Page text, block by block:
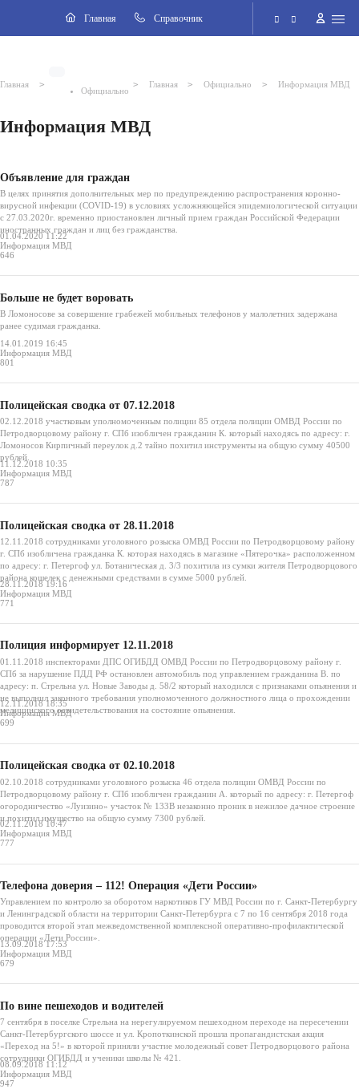
Главная Cправочник
Главная >
Официально
> Главная > Официально > Информация МВД
Информация МВД
Объявление для граждан
В целях принятия дополнительных мер по предупреждению распространения коронно-
вирусной инфекции (COVID-19) в условиях усложняющейся эпидемиологической ситуации
с 27.03.2020г. временно приостановлен личный прием граждан Российской Федерации
иностранных граждан и лиц без гражданства.
01.04.2020 11:22
Информация МВД
646
Больше не будет воровать
В Ломоносове за совершение грабежей мобильных телефонов у малолетних задержана
ранее судимая гражданка.
14.01.2019 16:45
Информация МВД
801
Полицейская сводка от 07.12.2018
02.12.2018 участковым уполномоченным полиции 85 отдела полиции ОМВД России по
Петродворцовому району г. СПб изобличен гражданин К. который находясь по адресу: г.
Ломоносов Кирпичный переулок д.2 тайно похитил инструменты на общую сумму 40500
рублей.
11.12.2018 10:35
Информация МВД
787
Полицейская сводка от 28.11.2018
12.11.2018 сотрудниками уголовного розыска ОМВД России по Петродворцовому району
г. СПб изобличена гражданка К. которая находясь в магазине «Пятерочка» расположенном
по адресу: г. Петергоф ул. Ботаническая д. 3/3 похитила из сумки жителя Петродворцового
района кошелек с денежными средствами в сумме 5000 рублей.
28.11.2018 19:16
Информация МВД
771
Полиция информирует 12.11.2018
01.11.2018 инспекторами ДПС ОГИБДД ОМВД России по Петродворцовому району г.
СПб за нарушение ПДД РФ остановлен автомобиль под управлением гражданина В. по
адресу: п. Стрельна ул. Новые Заводы д. 58/2 который находился с признаками опьянения и
не выполнил законного требования уполномоченного должностного лица о прохождении
медицинского освидетельствования на состояние опьянения.
12.11.2018 18:35
Информация МВД
699
Полицейская сводка от 02.10.2018
02.10.2018 сотрудниками уголовного розыска 46 отдела полиции ОМВД России по
Петродворцовому району г. СПб изобличен гражданин А. который по адресу: г. Петергоф
огородничество «Луизино» участок № 133В незаконно проник в нежилое дачное строение
и похитил имущество на общую сумму 7300 рублей.
02.11.2018 10:47
Информация МВД
777
Телефона доверия – 112! Операция «Дети России»
Управлением по контролю за оборотом наркотиков ГУ МВД России по г. Санкт-Петербургу
и Ленинградской области на территории Санкт-Петербурга с 7 по 16 сентября 2018 года
проводится второй этап межведомственной комплексной оперативно-профилактической
операции «Дети России».
13.09.2018 17:53
Информация МВД
679
По вине пешеходов и водителей
7 сентября в поселке Стрельна на нерегулируемом пешеходном переходе на пересечении
Санкт-Петербургского шоссе и ул. Кропоткинской прошла пропагандистская акция
«Переход на 5!» в которой приняли участие молодежный совет Петродворцового района
сотрудники ОГИБДД и ученики школы № 421.
08.09.2018 11:12
Информация МВД
947